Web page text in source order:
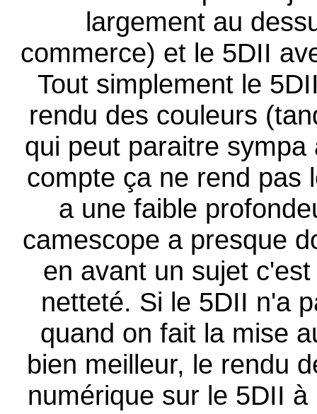
largement au
commerce) et le 5DII
Tout simplement le
rendu des couleurs
qui peut paraitre
compte ça ne rend pas
a une faible
camescope a presque
en avant un sujet
netteté. Si le 5DII n'a
quand on fait la mise
bien meilleur, le rendu
numérique sur le 5DII